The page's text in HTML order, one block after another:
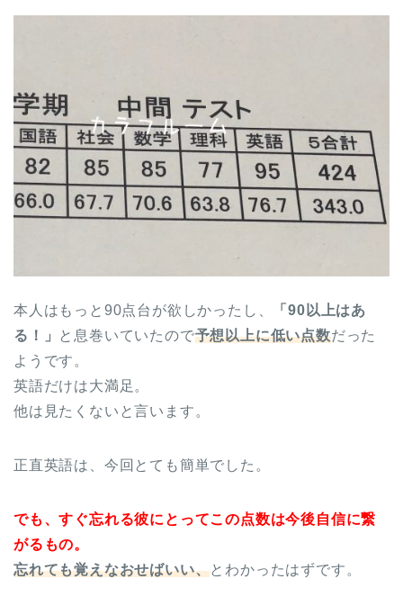
本人はもっと90点台が欲しかったし、
「90以上はあ
る！」
と息巻いていたので予想以上に低い点数だった
ようです。
英語だけは大満足。
他は見たくないと言います。
正直英語は、今回とても簡単でした。
でも、すぐ忘れる彼にとってこの点数は今後自信に繋
がるもの。
忘れても覚えなおせばいい、とわかったはずです。